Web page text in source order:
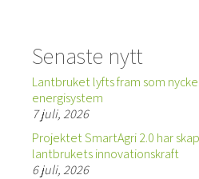
Senaste nytt
Lantbruket lyfts fram som
energisystem
7 juli, 2026
Projektet SmartAgri 2.0 har
lantbrukets innovationskraft
6 juli, 2026